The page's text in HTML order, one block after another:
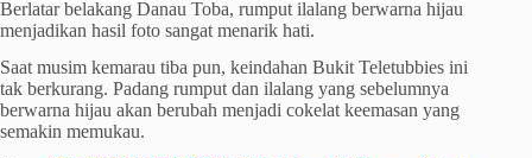
Berlatar belakang Danau Toba, rumput ilalang berwarna hijau
menjadikan hasil foto sangat menarik hati.
Saat musim kemarau tiba pun, keindahan Bukit Teletubbies ini
tak berkurang. Padang rumput dan ilalang yang sebelumnya
berwarna hijau akan berubah menjadi cokelat keemasan yang
semakin memukau.